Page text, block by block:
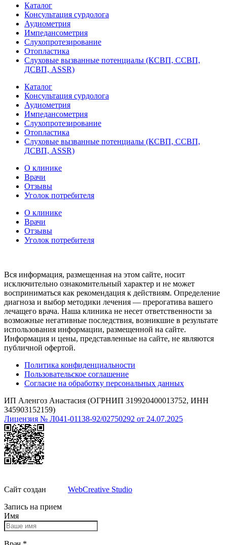
Каталог
Консультация сурдолога
Аудиометрия
Импедансометрия
Слухопротезирование
Отопластика
Слуховые вызванные потенциалы (КСВП, ССВП,
ДСВП, ASSR)
Каталог
Консультация сурдолога
Аудиометрия
Импедансометрия
Слухопротезирование
Отопластика
Слуховые вызванные потенциалы (КСВП, ССВП,
ДСВП, ASSR)
О клинике
Врачи
Отзывы
Уголок потребителя
О клинике
Врачи
Отзывы
Уголок потребителя
Вся информация, размещенная на этом сайте, носит
исключительно ознакомительный характер и не может
восприниматься как рекомендация к действиям. Определение
диагноза и выбор методики лечения — прерогатива вашего
лечащего врача. Наша клиника не несет ответственности за
возможные негативные последствия, возникшие в результате
использования информации, размещенной на сайте.
Информация и цены, представленные на сайте, не являются
публичной офертой.
Политика конфиденциальности
Пользовательское соглашение
Согласие на обработку персональных данных
ИП Аленгоз Анастасия (ОГРНИП 319920400013752, ИНН
345903152159)
Лицензия № Л041-01138-92/02750292 от 24.07.2025
Сайт создан
WebCreative Studio
Запись на прием
Имя